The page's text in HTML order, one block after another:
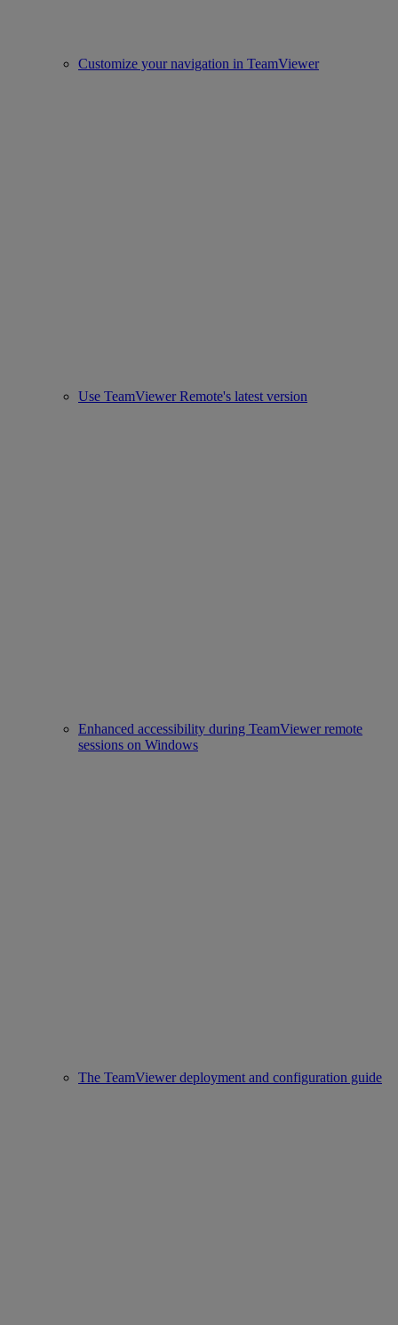
Customize your navigation in TeamViewer
Use TeamViewer Remote's latest version
Enhanced accessibility during TeamViewer remote
sessions on Windows
The TeamViewer deployment and configuration guide